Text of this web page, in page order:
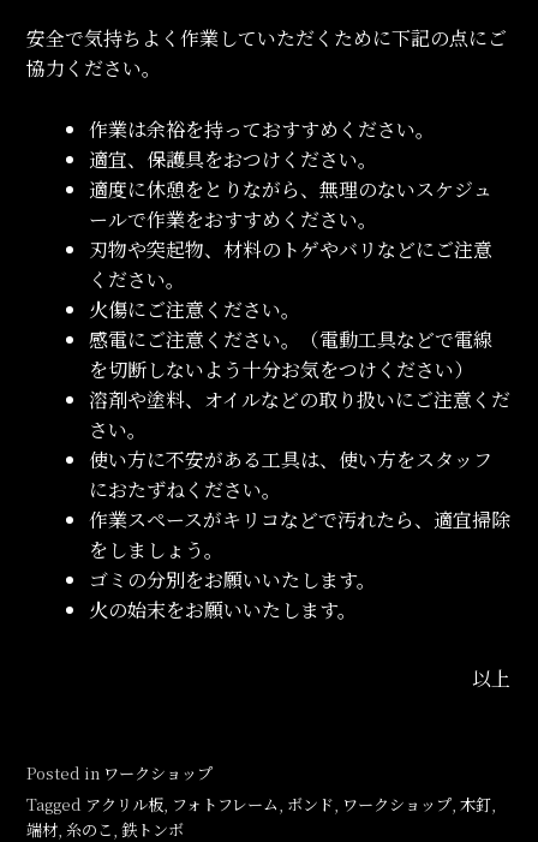
安全で気持ちよく作業していただくために下記の点にご
協力ください。
作業は余裕を持っておすすめください。
適宜、保護具をおつけください。
適度に休憩をとりながら、無理のないスケジュ
ールで作業をおすすめください。
刃物や突起物、材料のトゲやバリなどにご注意
ください。
火傷にご注意ください。
感電にご注意ください。（電動工具などで電線
を切断しないよう十分お気をつけください）
溶剤や塗料、オイルなどの取り扱いにご注意くだ
さい。
使い方に不安がある工具は、使い方をスタッフ
におたずねください。
作業スペースがキリコなどで汚れたら、適宜掃除
をしましょう。
ゴミの分別をお願いいたします。
火の始末をお願いいたします。
以上
Posted in ワークショップ
Tagged アクリル板, フォトフレーム, ボンド, ワークショップ,木釘,
端材, 糸のこ,鉄トンボ